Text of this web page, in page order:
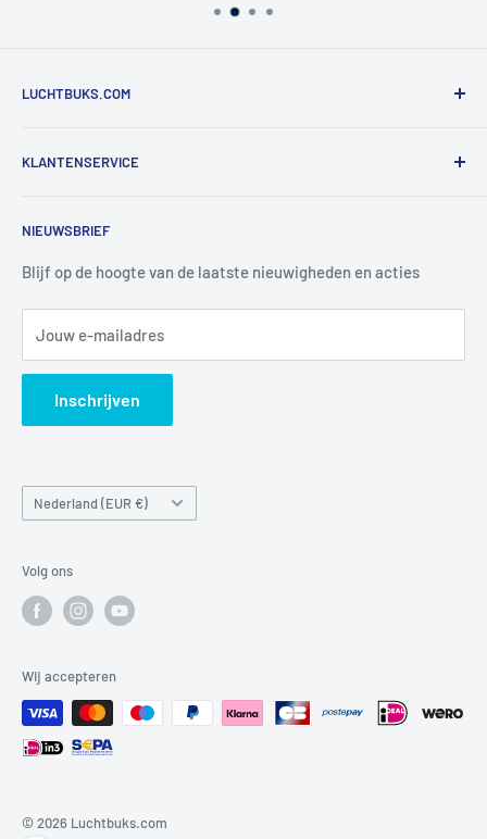
LUCHTBUKS.COM
Utrechtlaan 9
Tel:+31 6 345 30 448
Mail:info@luchtbuks.com
KLANTENSERVICE
Informatie
Privacybeleid
Retour / terugbetaling
Verzendbeleid
Search
NIEUWSBRIEF
Blijf op de hoogte van de laatste nieuwigheden en acties
Jouw e-mailadres
Inschrijven
Land/regio
Nederland (EUR €)
Volg ons
Wij accepteren
© 2026 Luchtbuks.com